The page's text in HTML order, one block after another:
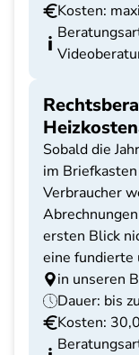
Kosten:
Sobald die
im
Verbraucher
ersten Blick
eine fundierte
in unseren
Dauer: bis
Kosten: